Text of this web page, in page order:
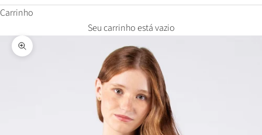
Carrinho
Seu carrinho está vazio
Zoom na imagem